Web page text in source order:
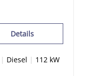
Details
| Diesel | 112 kW